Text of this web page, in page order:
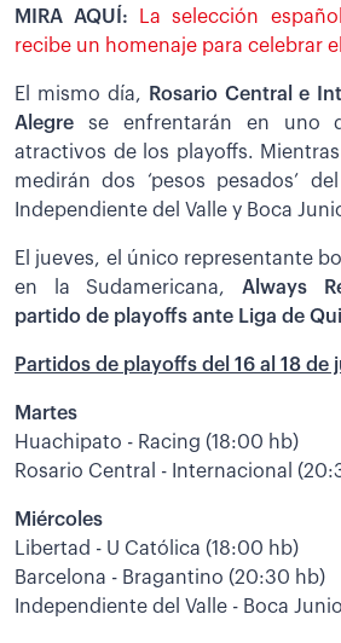
MIRA AQUÍ:
La selección
recibe un homenaje para celebrar
El mismo día,
Rosario Central e
Alegre se enfrentarán en uno
atractivos de los playoffs.
medirán dos ‘pesos pesados’
Independiente del Valle y Boca
El jueves, el único representante
en la Sudamericana, Always
partido de playoffs ante Liga de
Partidos de playoffs del 16 al 18 de
Martes
Huachipato - Racing (18:00 hb)
Rosario Central - Internacional
Miércoles
Libertad - U Católica (18:00 hb)
Barcelona - Bragantino (20:30 hb)
Independiente del Valle - Boca